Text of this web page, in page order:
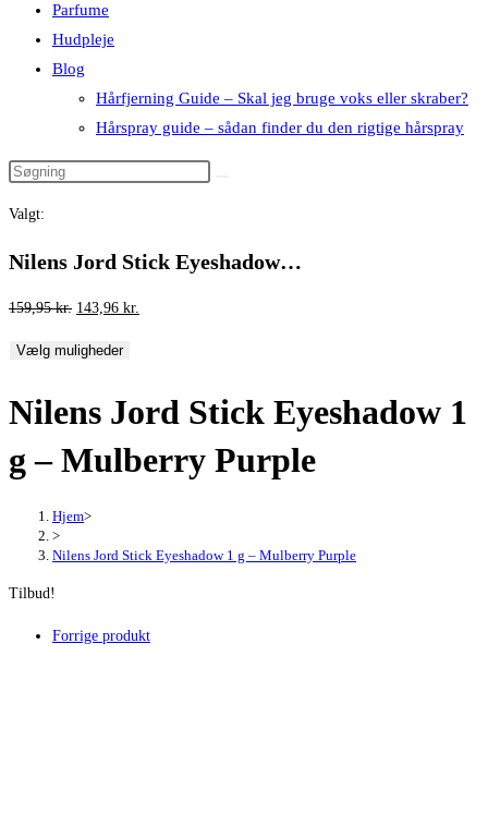
Parfume
Hudpleje
Blog
Hårfjerning Guide – Skal jeg bruge voks eller skraber?
Hårspray guide – sådan finder du den rigtige hårspray
Valgt:
Nilens Jord Stick Eyeshadow…
159,95kr. Den
pris
159,95 kr..
143,96 kr.
143,96 kr..
Vælg muligheder
Nilens Jord Stick Eyeshadow 1
g – Mulberry Purple
Hjem>
>
Nilens Jord Stick Eyeshadow 1 g – Mulberry Purple
Tilbud!
Forrige produkt